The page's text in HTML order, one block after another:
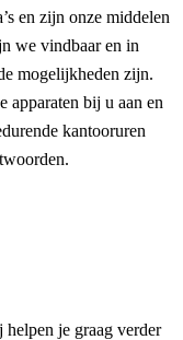
en zijn onze middelen
we vindbaar en in
mogelijkheden zijn.
apparaten bij u aan en
kantooruren
helpen je graag verder